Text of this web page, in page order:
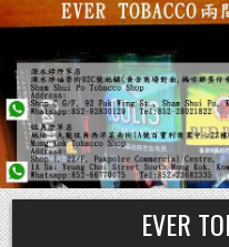
Skip
to
EVER